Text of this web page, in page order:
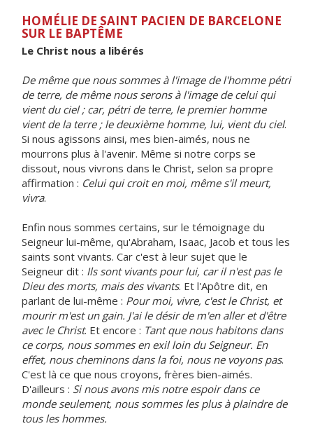
HOMÉLIE DE SAINT PACIEN DE BARCELONE
SUR LE BAPTÊME
Le Christ nous a libérés
De même que nous sommes à l'image de l'homme pétri
de terre, de même nous serons à l'image de celui qui
vient du ciel ; car, pétri de terre, le premier homme
vient de la terre ; le deuxième homme, lui, vient du ciel.
Si nous agissons ainsi, mes bien-aimés, nous ne
mourrons plus à l'avenir. Même si notre corps se
dissout, nous vivrons dans le Christ, selon sa propre
affirmation : Celui qui croit en moi, même s'il meurt,
vivra.
Enfin nous sommes certains, sur le témoignage du
Seigneur lui-même, qu'Abraham, Isaac, Jacob et tous les
saints sont vivants. Car c'est à leur sujet que le
Seigneur dit : Ils sont vivants pour lui, car il n'est pas le
Dieu des morts, mais des vivants. Et l'Apôtre dit, en
parlant de lui-même : Pour moi, vivre, c'est le Christ, et
mourir m'est un gain. J'ai le désir de m'en aller et d'être
avec le Christ. Et encore : Tant que nous habitons dans
ce corps, nous sommes en exil loin du Seigneur. En
effet, nous cheminons dans la foi, nous ne voyons pas.
C'est là ce que nous croyons, frères bien-aimés.
D'ailleurs : Si nous avons mis notre espoir dans ce
monde seulement, nous sommes les plus à plaindre de
tous les hommes.